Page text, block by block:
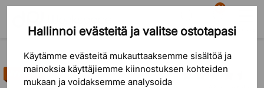
Hallinnoi evästeitä ja valitse ostotapasi
Käytämme evästeitä mukauttaaksemme sisältöä ja
mainoksia käyttäjiemme kiinnostuksen kohteiden
mukaan ja voidaksemme analysoida
Etsi
81
Ostoskori
Myyntihitti